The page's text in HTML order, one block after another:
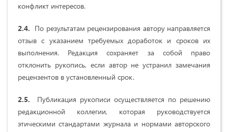
конфликт интересов.
2.4. По результатам рецензирования автору направляется
отзыв с указанием требуемых доработок и сроков их
выполнения. Редакция сохраняет за собой право
отклонить рукопись, если автор не устранил замечания
рецензентов в установленный срок.
2.5. Публикация рукописи осуществляется по решению
редакционной коллегии, которая руководствуется
этическими стандартами журнала и нормами авторского